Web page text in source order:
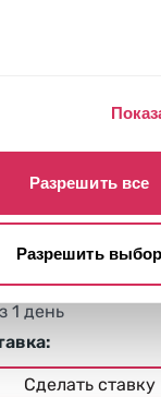
Разрешить все
Разрешить выбор
1 день
Сделать ставку